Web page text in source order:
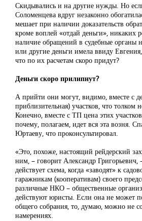
Скидывались и на другие нужды. Но
Соломенцева вдруг незаконно
мешает при наличии доказательств
кроме воплей «отдай деньги», никаких
наличие обращений в судебные органы
или другие деньги имела ввиду
что по их расчетам скоро придут?
Деньги скоро прилипнут?
А прийти они могут, видимо, вместе с
приблизительная) участков, что толком
Конечно, вместе с ТП цена этих
почему, полагаем, идет вся эта возня.
Юртаеву, что проконсультировал.
«Это, похоже, настоящий рейдерский
ним, – говорит Александр Григорьевич,
действует схема, когда «заводят» к
гаражникам (кооперативам) своего
различные НКО – общественные
действуют юристы. Если она не может
общего собрания, то, думаю, можно не
намерениях.